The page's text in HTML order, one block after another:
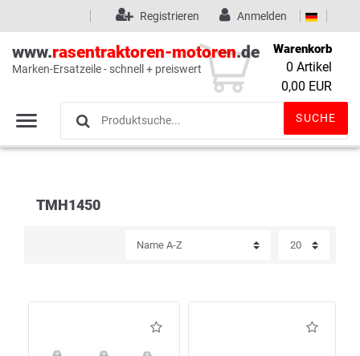
Wunschliste (0)
Anmelden
Registrieren
www.rasentraktoren-motoren.de
Marken-Ersatzeile - schnell + preiswert
SUCHE
Warenkorb
0 Artikel
0,00 EUR
TMH1450